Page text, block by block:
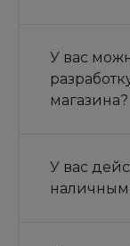
У вас
магазина?
У вас